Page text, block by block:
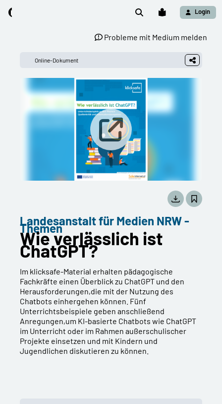
Login
Probleme mit Medium melden
Landesanstalt für Medien NRW -
Themen
Wie verlässlich ist
ChatGPT?
Online-Dokument
Im klicksafe-Material erhalten pädagogische
Fachkräfte einen Überblick zu ChatGPT und den
Herausforderungen,die mit der Nutzung des
Chatbots einhergehen können. Fünf
Unterrichtsbeispiele geben anschließend
Anregungen,um KI-basierte Chatbots wie ChatGPT
im Unterricht oder im Rahmen außerschulischer
Projekte einsetzen und mit Kindern und
Jugendlichen diskutieren zu können.